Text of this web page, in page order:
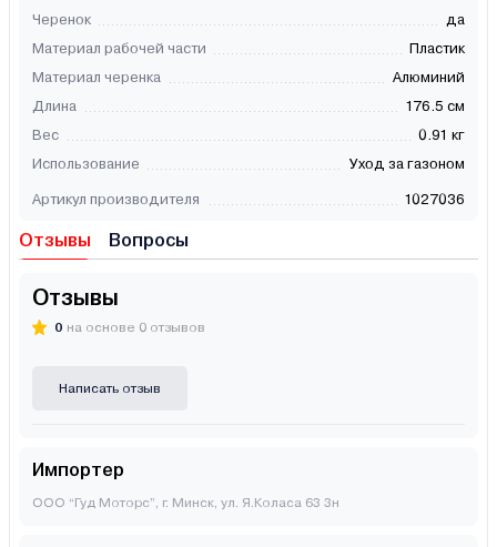
Черенок
да
Материал рабочей части
Пластик
Материал черенка
Алюминий
Длина
176.5 см
Вес
0.91 кг
Использование
Уход за газоном
Артикул производителя 1027036
Отзывы Вопросы
Отзывы
0 на основе 0 отзывов
Написать отзыв
Импортер
ООО “Гуд Моторс”, г. Минск, ул. Я.Коласа 63 3н